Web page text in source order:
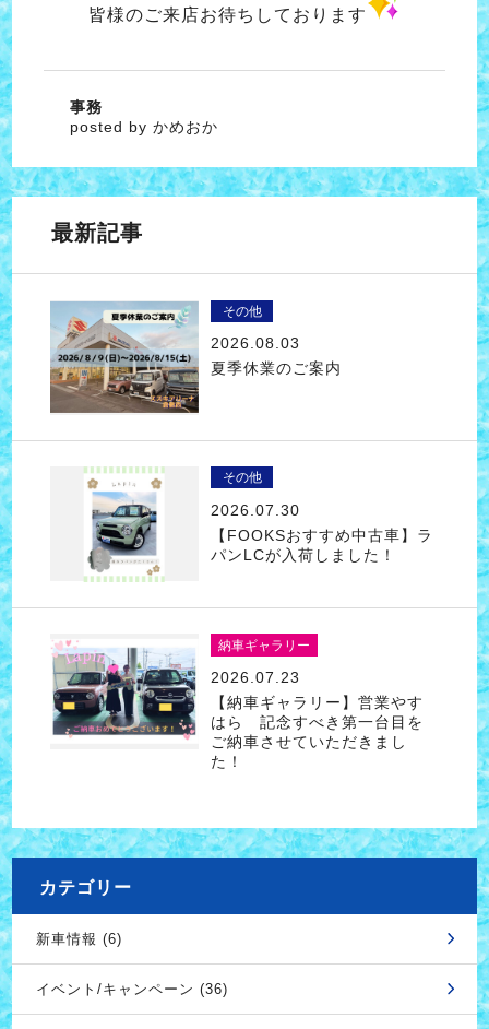
皆様のご来店お待ちしております
事務
posted by かめおか
最新記事
その他
2026.08.03
夏季休業のご案内
その他
2026.07.30
【FOOKSおすすめ中古車】ラ
パンLCが入荷しました！
納車ギャラリー
2026.07.23
【納車ギャラリー】営業やす
はら 記念すべき第一台目を
ご納車させていただきまし
た！
カテゴリー
新車情報 (6)
イベント/キャンペーン (36)